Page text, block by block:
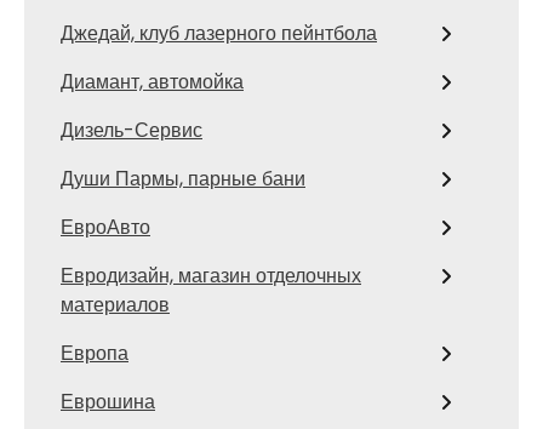
Джедай, клуб лазерного пейнтбола
Диамант, автомойка
Дизель-Сервис
Души Пармы, парные бани
ЕвроАвто
Евродизайн, магазин отделочных
материалов
Европа
Еврошина